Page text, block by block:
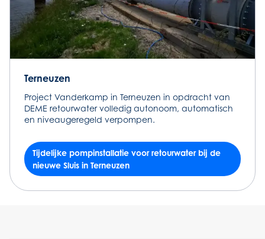
Terneuzen
Project Vanderkamp in Terneuzen in opdracht van
DEME retourwater volledig autonoom, automatisch
en niveaugeregeld verpompen.
Tijdelijke pompinstallatie voor retourwater bij de
nieuwe Sluis in Terneuzen